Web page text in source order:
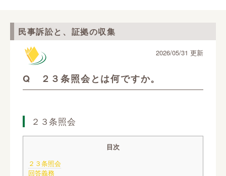
民事訴訟と、証拠の収集
Q ２３条照会とは何ですか。
2026/05/31 更新
２３条照会
目次
２３条照会
回答義務